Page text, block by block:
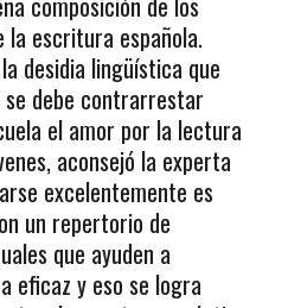
la escritura española.
desidia lingüística que
se debe contrarrestar
el amor por la lectura
aconsejó la experta
excelentemente es
un repertorio de
que ayuden a
eficaz y eso se logra